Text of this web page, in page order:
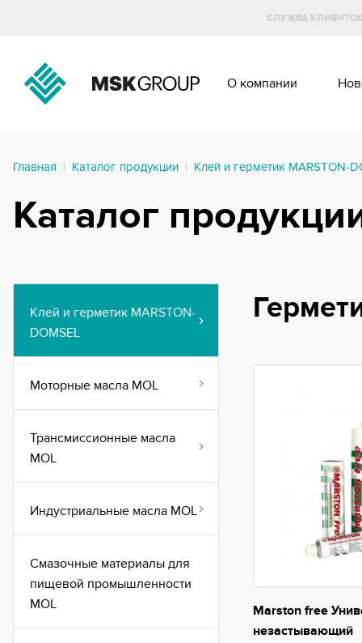
CЛУЖБА
О компании
Главная | Каталог продукции | Клей и герметик MARSTON-
Каталог
Клей и герметик MARSTON-
DOMSEL
Моторные масла MOL
Трансмиссионные масла
MOL
Индустриальные масла MOL
Смазочные материалы для
пищевой промышленности
MOL
Marston free
незастывающий